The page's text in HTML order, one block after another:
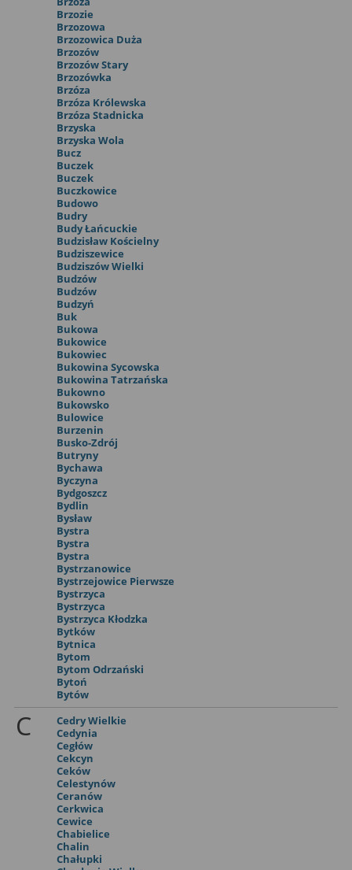
Brzozie
Brzozowa
Brzozowica Duża
Brzozów
Brzozów Stary
Brzozówka
Brzóza
Brzóza Królewska
Brzóza Stadnicka
Brzyska
Brzyska Wola
Bucz
Buczek
Buczek
Buczkowice
Budowo
Budry
Budy Łańcuckie
Budzisław Kościelny
Budziszewice
Budziszów Wielki
Budzów
Budzów
Budzyń
Buk
Bukowa
Bukowice
Bukowiec
Bukowina Sycowska
Bukowina Tatrzańska
Bukowno
Bukowsko
Bulowice
Burzenin
Busko-Zdrój
Butryny
Bychawa
Byczyna
Bydgoszcz
Bydlin
Bysław
Bystra
Bystra
Bystra
Bystrzanowice
Bystrzejowice Pierwsze
Bystrzyca
Bystrzyca
Bystrzyca Kłodzka
Bytków
Bytnica
Bytom
Bytom Odrzański
Bytoń
Bytów
C
Cedry Wielkie
Cedynia
Cegłów
Cekcyn
Ceków
Celestynów
Ceranów
Cerkwica
Cewice
Chabielice
Chalin
Chałupki